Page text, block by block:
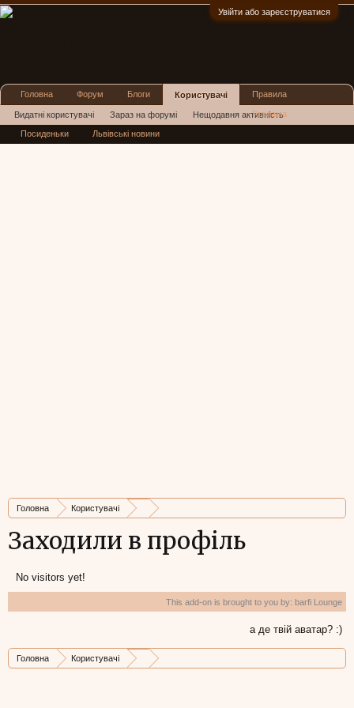
Увійти або зареєструватися
Головна Користувачі
Заходили в профіль
No visitors yet!
This add-on is brought to you by: barfi Lounge
а де твій аватар? :)
Головна Користувачі
Головна Форум Блоги Користувачі
Видатні користувачі Зараз на форумі Нещодавня активність
Нові повідомлення профілю
Правила
Реклама
Посиденьки Львівські новини